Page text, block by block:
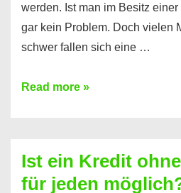
werden. Ist man im Besitz
gar kein Problem. Doch vielen
schwer fallen sich eine …
Kreditkarte
Prepaid
ist
Read more »
Ist ein Kredit
für jeden